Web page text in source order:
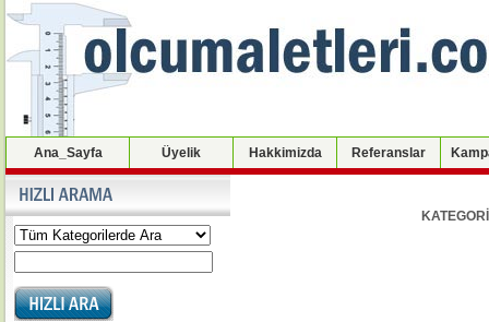
Ana_Sayfa Üyelik Hakkimizda Referanslar